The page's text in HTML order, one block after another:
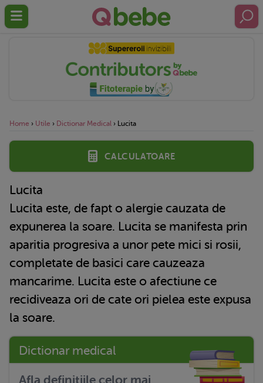
Home › Utile › Dictionar Medical › Lucita
Calculatoare
Lucita
Lucita este, de fapt o alergie cauzata de
expunerea la soare. Lucita se manifesta prin
aparitia progresiva a unor pete mici si rosii,
completate de basici care cauzeaza
mancarime. Lucita este o afectiune ce
recidiveaza ori de cate ori pielea este expusa
la soare.
Dictionar medical
Afla definitiile celor mai